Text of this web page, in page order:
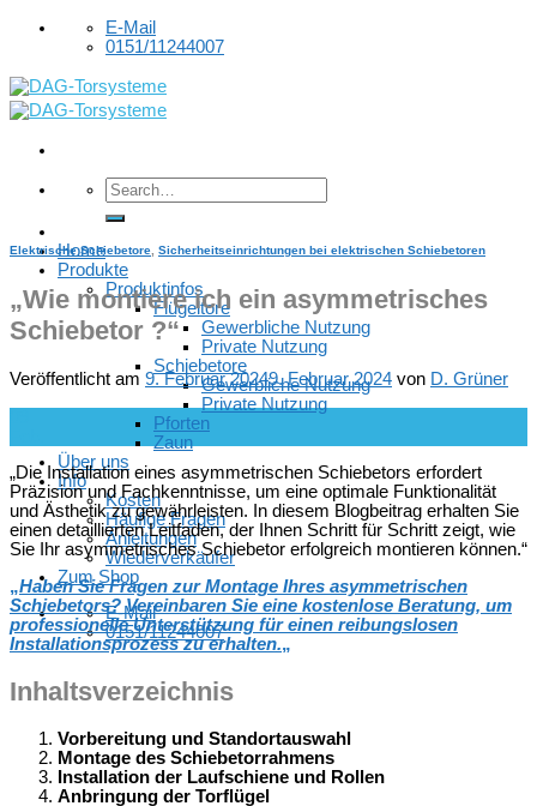
Skip
E-Mail
0151/11244007
Home
Produkte
Produktinfos
Flügeltore
Gewerbliche Nutzung
Private Nutzung
Schiebetore
Gewerbliche Nutzung
Private Nutzung
Pforten
Zaun
Über uns
Info
Kosten
Häufige Fragen
Anleitungen
Wiederverkäufer
Zum Shop
E-Mail
0151/11244007
Elektrische Schiebetore Sicherheitseinrichtungen bei elektrischen Schiebetoren
„Wie montiere ich ein asymmetrisches
Schiebetor ?“
Veröffentlicht am 9. Februar 20249. Februar 2024 von D. Grüner
„Die Installation eines asymmetrischen Schiebetors erfordert
Präzision und Fachkenntnisse, um eine optimale Funktionalität
und Ästhetik zu gewährleisten. In diesem Blogbeitrag erhalten Sie
einen detaillierten Leitfaden, der Ihnen Schritt für Schritt zeigt, wie
Sie Ihr asymmetrisches Schiebetor erfolgreich montieren können.“
„Haben Sie Fragen zur Montage Ihres asymmetrischen
Schiebetors? Vereinbaren Sie eine kostenlose Beratung, um
professionelle Unterstützung für einen reibungslosen
Installationsprozess zu erhalten.„
Inhaltsverzeichnis
Vorbereitung und Standortauswahl
Montage des Schiebetorrahmens
Installation der Laufschiene und Rollen
Anbringung der Torflügel